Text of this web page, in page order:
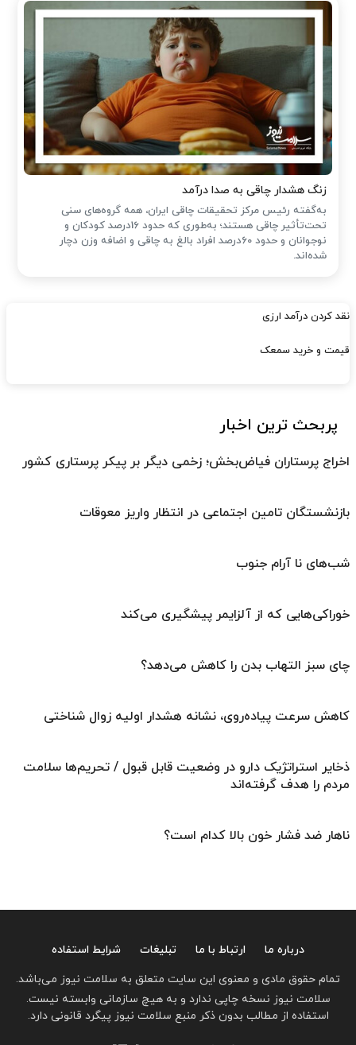
زنگ هشدار چاقی به صدا درآمد
به‌گفته رئیس مرکز تحقیقات چاقی ایران، همه گروه‌های سنی
تحت‌تأثیر چاقی هستند؛ به‌طوری که حدود 16درصد کودکان و
نوجوانان و حدود 60درصد افراد بالغ به چاقی و اضافه وزن دچار
شده‌اند.
نقد کردن درآمد ارزی
قیمت و خرید سمعک
پربحث ترین اخبار
اخراج پرستاران فیاض‌بخش؛ زخمی دیگر بر پیکر پرستاری کشور
بازنشستگان تامین اجتماعی در انتظار واریز معوقات
شب‌های نا آرام جنوب
خوراکی‌هایی که از آلزایمر پیشگیری می‌کند
چای سبز التهاب بدن را کاهش می‌دهد؟
کاهش سرعت پیاده‌روی، نشانه هشدار اولیه زوال شناختی
ذخایر استراتژیک دارو در وضعیت قابل قبول / تحریم‌ها سلامت
مردم را هدف گرفته‌اند
ناهار ضد فشار خون بالا کدام است؟
درباره ما ارتباط با ما تبلیغات
شرایط استفاده
تمام حقوق مادی و معنوی این سایت متعلق به سلامت نیوز می‌باشد.
سلامت نیوز نسخه چاپی ندارد و به هیچ سازمانی وابسته نیست.
استفاده از مطالب بدون ذکر منبع سلامت نیوز پیگرد قانونی دارد.